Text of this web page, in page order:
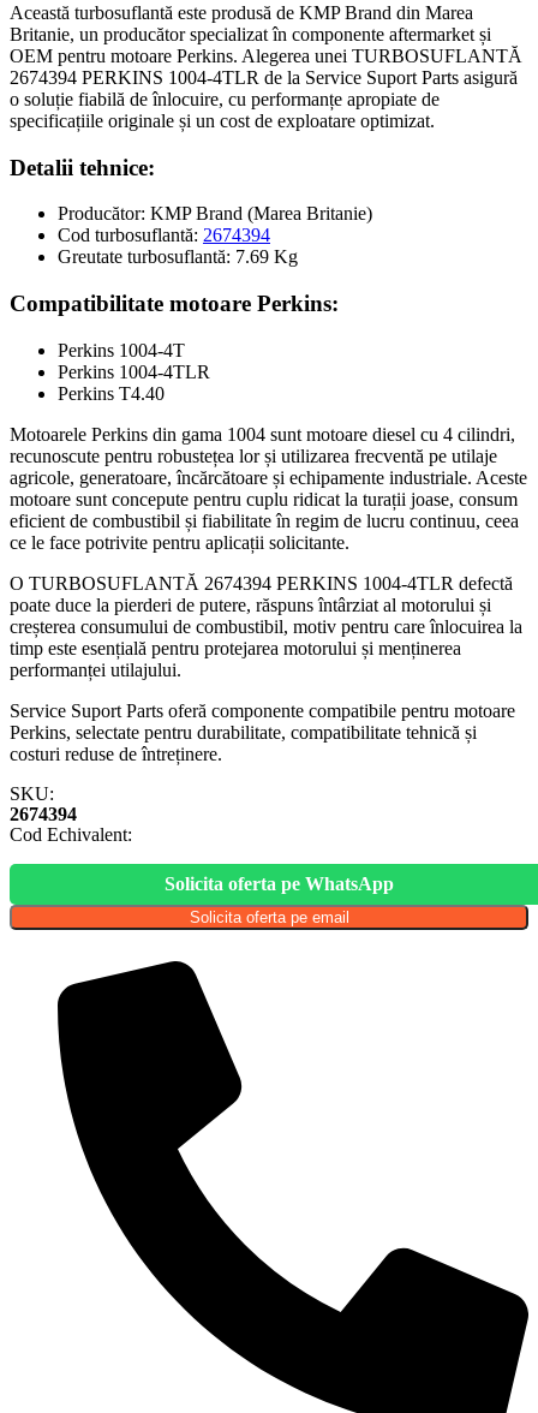
Această turbosuflantă este produsă de KMP Brand din Marea
Britanie, un producător specializat în componente aftermarket și
OEM pentru motoare Perkins. Alegerea unei TURBOSUFLANTĂ
2674394 PERKINS 1004-4TLR de la Service Suport Parts asigură
o soluție fiabilă de înlocuire, cu performanțe apropiate de
specificațiile originale și un cost de exploatare optimizat.
Detalii tehnice:
Producător: KMP Brand (Marea Britanie)
Cod turbosuflantă: 2674394
Greutate turbosuflantă: 7.69 Kg
Compatibilitate motoare Perkins:
Perkins 1004-4T
Perkins 1004-4TLR
Perkins T4.40
Motoarele Perkins din gama 1004 sunt motoare diesel cu 4 cilindri,
recunoscute pentru robustețea lor și utilizarea frecventă pe utilaje
agricole, generatoare, încărcătoare și echipamente industriale. Aceste
motoare sunt concepute pentru cuplu ridicat la turații joase, consum
eficient de combustibil și fiabilitate în regim de lucru continuu, ceea
ce le face potrivite pentru aplicații solicitante.
O TURBOSUFLANTĂ 2674394 PERKINS 1004-4TLR defectă
poate duce la pierderi de putere, răspuns întârziat al motorului și
creșterea consumului de combustibil, motiv pentru care înlocuirea la
timp este esențială pentru protejarea motorului și menținerea
performanței utilajului.
Service Suport Parts oferă componente compatibile pentru motoare
Perkins, selectate pentru durabilitate, compatibilitate tehnică și
costuri reduse de întreținere.
SKU:
2674394
Cod Echivalent:
Solicita oferta pe WhatsApp
Solicita oferta pe email